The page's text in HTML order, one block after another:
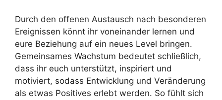
Durch den offenen Austausch nach besonderen
Ereignissen könnt ihr voneinander lernen und
eure Beziehung auf ein neues Level bringen.
Gemeinsames Wachstum bedeutet schließlich,
dass ihr euch unterstützt, inspiriert und
motiviert, sodass Entwicklung und Veränderung
als etwas Positives erlebt werden. So fühlt sich